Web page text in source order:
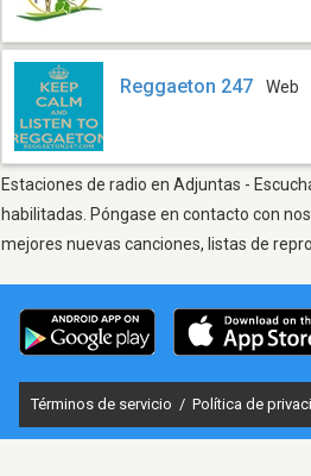
Reggaeton 247 Web
Estaciones de radio en Adjuntas -
habilitadas. Póngase en contacto con
mejores nuevas canciones, listas de
Términos de servicio / Política de